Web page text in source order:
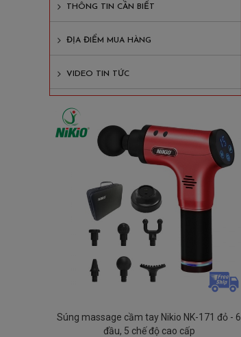
THÔNG TIN CẦN BIẾT
ĐỊA ĐIỂM MUA HÀNG
VIDEO TIN TỨC
Súng massage cầm tay Nikio NK-171 đỏ - 6
đầu, 5 chế độ cao cấp